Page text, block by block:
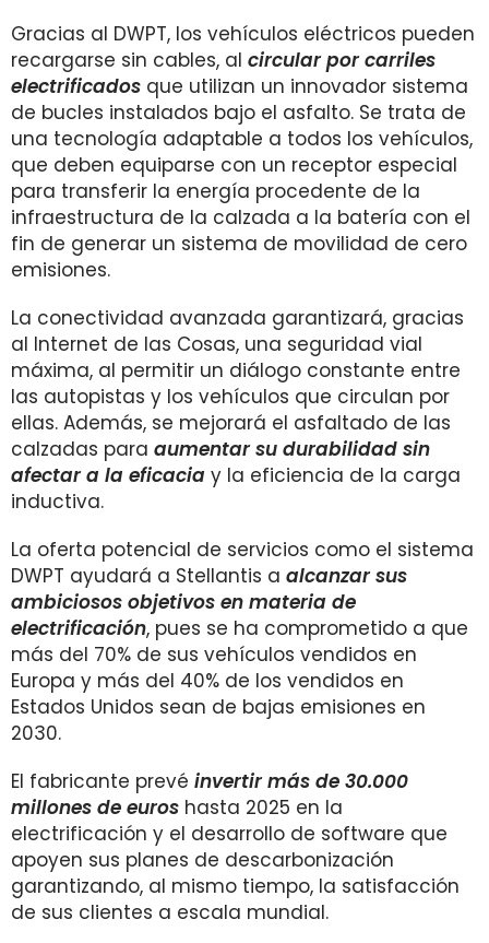
Gracias al DWPT, los vehículos eléctricos pueden
recargarse sin cables, al circular por carriles
electrificados que utilizan un innovador sistema
de bucles instalados bajo el asfalto. Se trata de
una tecnología adaptable a todos los vehículos,
que deben equiparse con un receptor especial
para transferir la energía procedente de la
infraestructura de la calzada a la batería con el
fin de generar un sistema de movilidad de cero
emisiones.
La conectividad avanzada garantizará, gracias
al Internet de las Cosas, una seguridad vial
máxima, al permitir un diálogo constante entre
las autopistas y los vehículos que circulan por
ellas. Además, se mejorará el asfaltado de las
calzadas para aumentar su durabilidad sin
afectar a la eficacia y la eficiencia de la carga
inductiva.
La oferta potencial de servicios como el sistema
DWPT ayudará a Stellantis a alcanzar sus
ambiciosos objetivos en materia de
electrificación, pues se ha comprometido a que
más del 70% de sus vehículos vendidos en
Europa y más del 40% de los vendidos en
Estados Unidos sean de bajas emisiones en
2030.
El fabricante prevé invertir más de 30.000
millones de euros hasta 2025 en la
electrificación y el desarrollo de software que
apoyen sus planes de descarbonización
garantizando, al mismo tiempo, la satisfacción
de sus clientes a escala mundial.